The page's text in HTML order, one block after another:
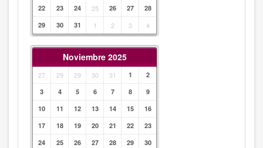
22
23 24 25 26 27
28
29
30 31 1 2 3 4
Noviembre 2025
27 29 29 30 31 1
2
3
4 5 6 7 8
9
10
11 12 13 14 15
16
17
18 19 20 21 22
23
24
25 26 27 28 29 30